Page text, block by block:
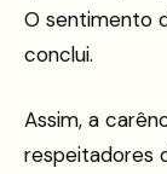
O sentimento
conclui.
Assim, a
respeitadores